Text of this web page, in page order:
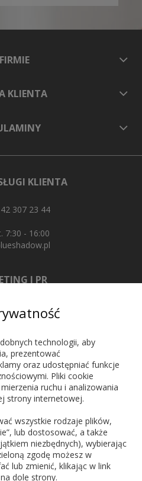
KLIENTA
KLIENTA
307 23 44
7:30 - 16:00
I PR
603 721 635
NAS
Visa
technologii, aby
prezentować
oraz udostępniać funkcje
Pliki cookie
ruchu i analizowania
strony internetowej.
wszystkie rodzaje plików,
lub dostosować, a także
niezbędnych), wybierając
zgodę możesz w
lub zmienić, klikając w link
dole strony.